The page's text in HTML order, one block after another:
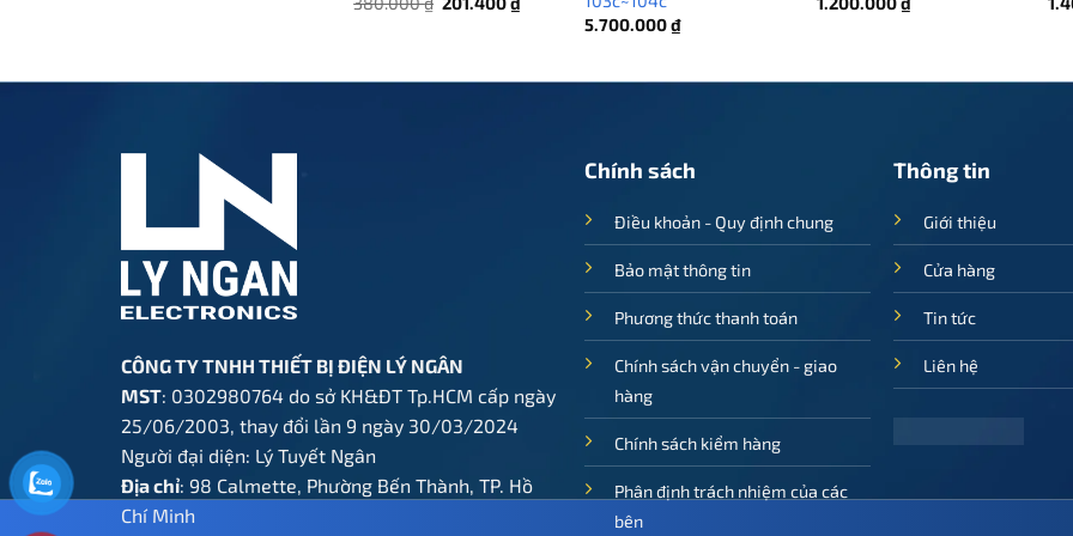
5.700.000₫
CÔNG TY TNHH THIẾT BỊ ĐIỆN LÝ NGÂN
MST: 0302980764 do sở KH&ĐT Tp.HCM cấp ngày
25/06/2003, thay đổi lần 9 ngày 30/03/2024
Người đại diện: Lý Tuyết Ngân
Địa chỉ: 98 Calmette, Phường Bến Thành, TP. Hồ
Chí Minh
Chính sách
Điều khoản - Quy định chung
Bảo mật thông tin
Phương thức thanh toán
Chính sách vận chuyển - giao
hàng
Chính sách kiểm hàng
Phân định trách nhiệm của các
bên
Thông tin
Giới thiệu
Cửa hàng
Tin tức
Liên hệ